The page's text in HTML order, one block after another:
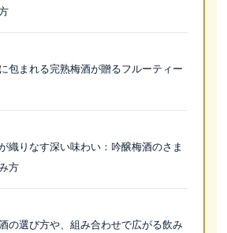
包まれる完熟梅酒が贈るフルーティー
織りなす深い味わい：吟醸梅酒のさま
方
の選び方や、組み合わせで広がる飲み